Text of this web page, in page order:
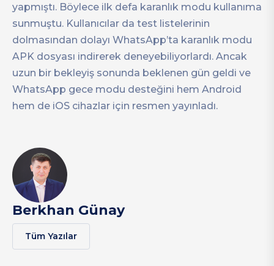
yapmıştı. Böylece ilk defa karanlık modu kullanıma
sunmuştu. Kullanıcılar da test listelerinin
dolmasından dolayı WhatsApp’ta karanlık modu
APK dosyası indirerek deneyebiliyorlardı. Ancak
uzun bir bekleyiş sonunda beklenen gün geldi ve
WhatsApp gece modu desteğini hem Android
hem de iOS cihazlar için resmen yayınladı.
Berkhan Günay
Tüm Yazılar